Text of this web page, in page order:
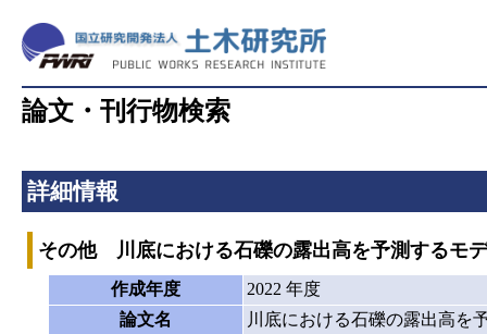
論文・刊行物検索
詳細情報
その他 川底における石礫の露出高を予測するモ
作成年度
2022 年度
論文名
川底における石礫の露出高を